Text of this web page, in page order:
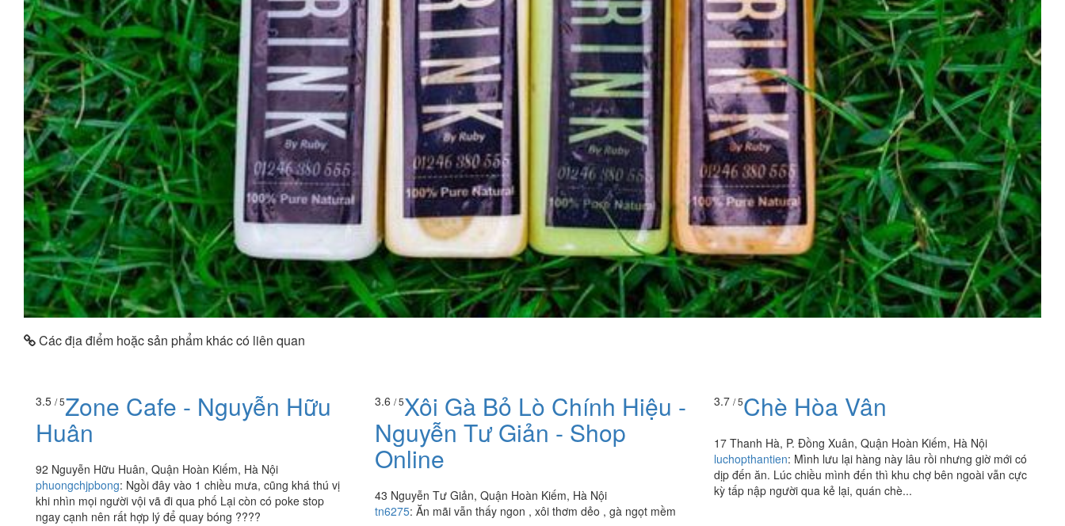
Các địa điểm hoặc sản phẩm khác có liên quan
3.5 / 5Zone Cafe - Nguyễn Hữu
Huân
92 Nguyễn Hữu Huân, Quận Hoàn Kiếm, Hà Nội
phuongchjpbong: Ngồi đây vào 1 chiều mưa, cũng khá thú vị
khi nhìn mọi người vội vã đi qua phố Lại còn có poke stop
ngay cạnh nên rất hợp lý để quay bóng ????
3.6 / 5Xôi Gà Bỏ Lò Chính Hiệu -
Nguyễn Tư Giản - Shop
Online
43 Nguyễn Tư Giản, Quận Hoàn Kiếm, Hà Nội
tn6275: Ăn mãi vẫn thấy ngon , xôi thơm dẻo , gà ngọt mềm
3.7 / 5Chè Hòa Vân
17 Thanh Hà, P. Đồng Xuân, Quận Hoàn Kiếm, Hà Nội
luchopthantien: Mình lưu lại hàng này lâu rồi nhưng giờ mới có
dịp đến ăn. Lúc chiều mình đến thì khu chợ bên ngoài vẫn cực
kỳ tấp nập người qua kẻ lại, quán chè...